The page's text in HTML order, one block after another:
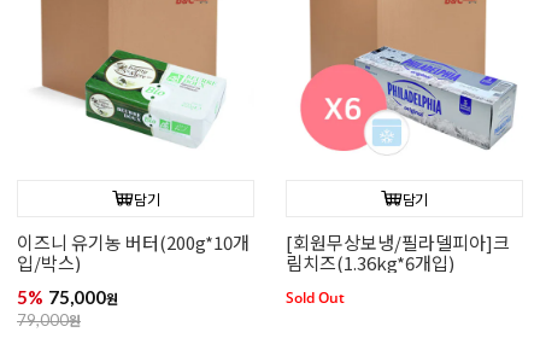
담기
이즈니 유기농 버터(200g*10개
입/박스)
5% 75,000원
79,000원
담기
[회원무상보냉/필라델피아]크
림치즈(1.36kg*6개입)
Sold Out